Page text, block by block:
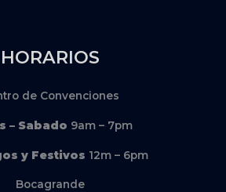
HORARIOS
de Convenciones
– Sabado 9am – 7pm
y Festivos 12m – 6pm
Bocagrande